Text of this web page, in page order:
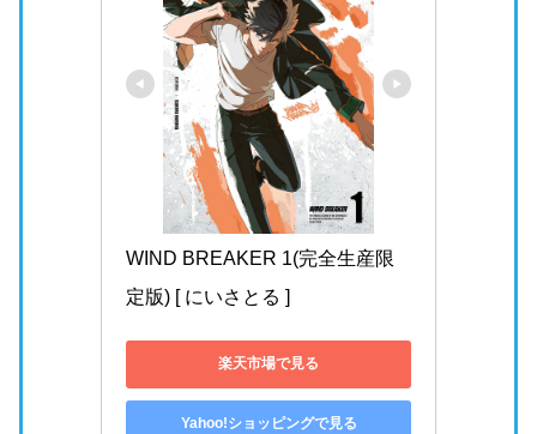
WIND BREAKER 1(完全生産限
定版) [ にいさとる ]
楽天市場で見る
Yahoo!ショッピングで見る